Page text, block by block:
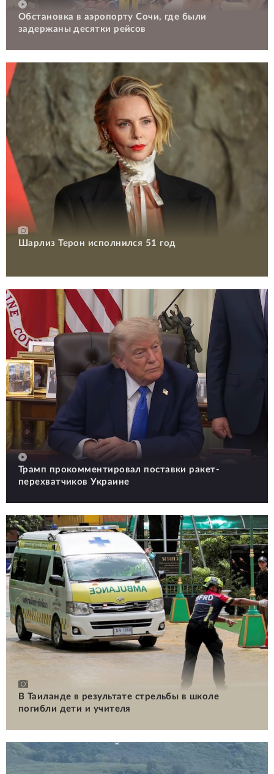
Обстановка в аэропорту Сочи, где были
задержаны десятки рейсов
Шарлиз Терон исполнился 51 год
Трамп прокомментировал поставки ракет-
перехватчиков Украине
В Таиланде в результате стрельбы в школе
погибли дети и учителя